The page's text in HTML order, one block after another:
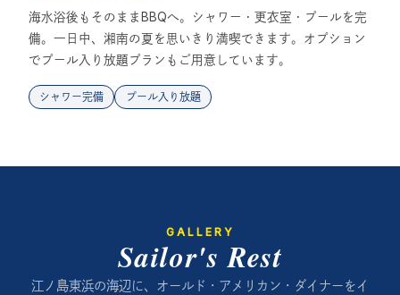
海水浴後もそのままBBQへ。シャワー・更衣室・プールを完
備。一日中、湘南の夏を思いきり満喫できます。オプション
でプール入り放題プランもご用意しています。
シャワー完備 プール入り放題
GALLERY
Sailor's Rest
江ノ島東浜の海辺に、オールド・アメリカン・ダイナーをイ